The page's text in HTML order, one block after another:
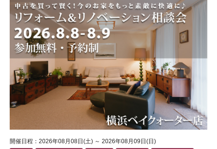
開催日程：2026年08月08日(土) ～ 2026年08月09日(日)